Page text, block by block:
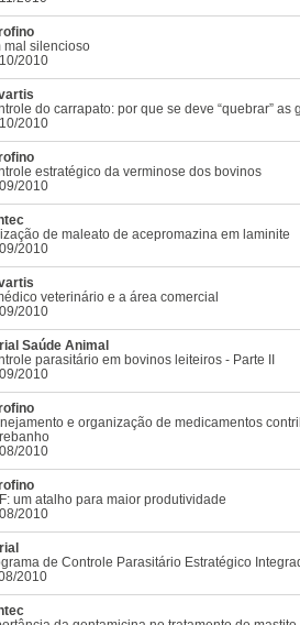
mal silencioso
2010
do carrapato: por que se deve “quebrar” as
2010
estratégico da verminose dos bovinos
2010
de maleato de acepromazina em laminite
2010
veterinário e a área comercial
2010
Saúde Animal
parasitário em bovinos leiteiros - Parte II
2010
e organização de medicamentos
2010
um atalho para maior produtividade
2010
de Controle Parasitário Estratégico
2010